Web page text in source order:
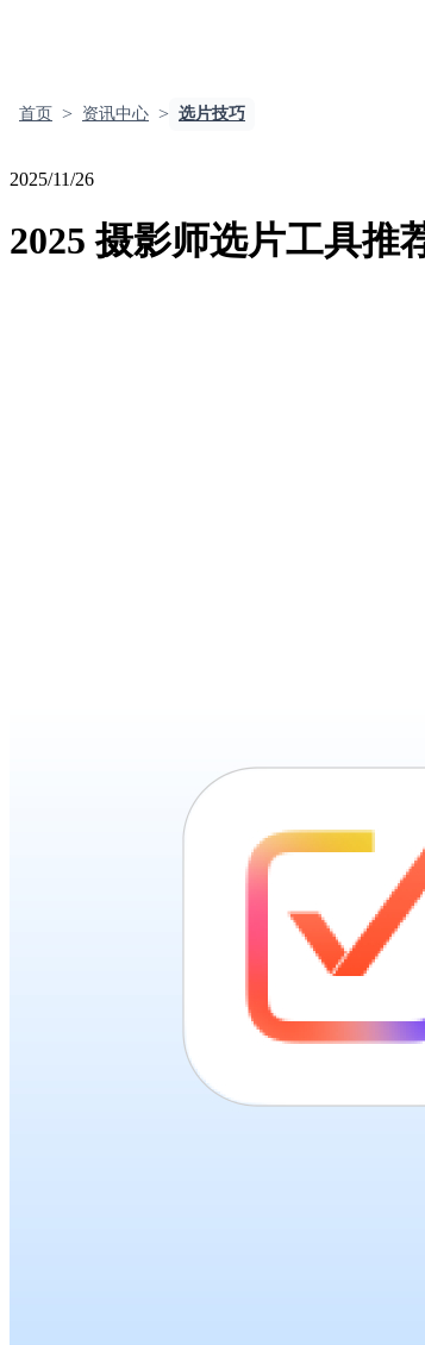
首页 > 资讯中心 > 选片技巧
2025/11/26
2025 摄影师选片工具推